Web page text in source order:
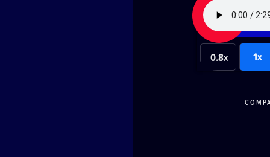
0.8x 1x